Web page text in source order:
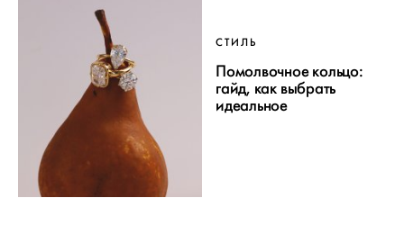
СТИЛЬ
Помолвочное кольцо:
гайд, как выбрать
идеальное